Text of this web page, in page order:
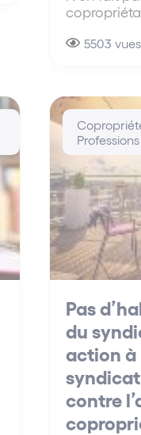
5503 vues
Pas
du
action à
contre